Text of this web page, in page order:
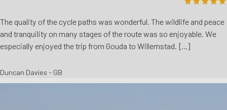
The quality of the cycle paths was wonderful. The wildlife and peace
and tranquility on many stages of the route was so enjoyable. We
especially enjoyed the trip from Gouda to Willemstad. [...]
Duncan Davies - GB